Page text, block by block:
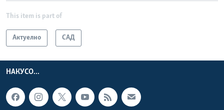
This item is part of
Актуелно САД
НАКУСО...